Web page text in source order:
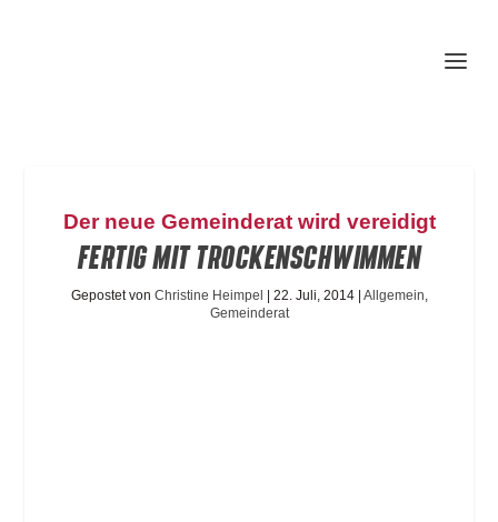
Der neue Gemeinderat wird vereidigt
FERTIG MIT TROCKENSCHWIMMEN
Gepostet von Christine Heimpel 22. Juli, 2014| Allgemein,
Gemeinderat